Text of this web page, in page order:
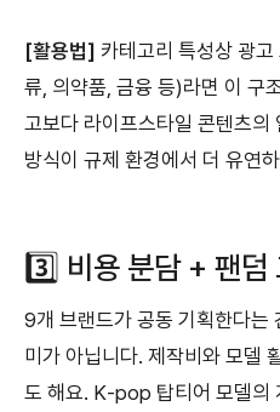
[활용법] 카테고리 특성상 광
류, 의약품, 금융 등)라면 이 구
고보다 라이프스타일 콘텐츠의
방식이 규제 환경에서 더 유연
3️⃣ 비용 분담 + 팬덤
9개 브랜드가 공동 기획한다는
미가 아닙니다. 제작비와 모델
도 해요. K-pop 탑티어 모델의